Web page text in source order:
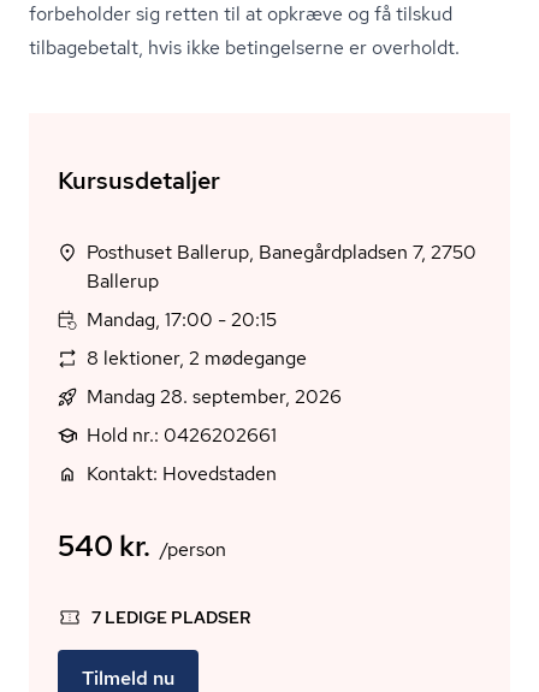
forbeholder sig retten til at opkræve og få tilskud
tilbagebetalt, hvis ikke betingelserne er overholdt.
Kursusdetaljer
Posthuset Ballerup, Banegårdpladsen 7, 2750
Ballerup
Mandag, 17:00 - 20:15
8 lektioner, 2 mødegange
Mandag 28. september, 2026
Hold nr.: 0426202661
Kontakt: Hovedstaden
540 kr. /person
7 LEDIGE PLADSER
Tilmeld nu